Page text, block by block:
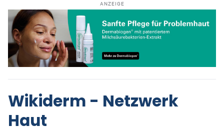
ANZEIGE
Wikiderm - Netzwerk
Haut